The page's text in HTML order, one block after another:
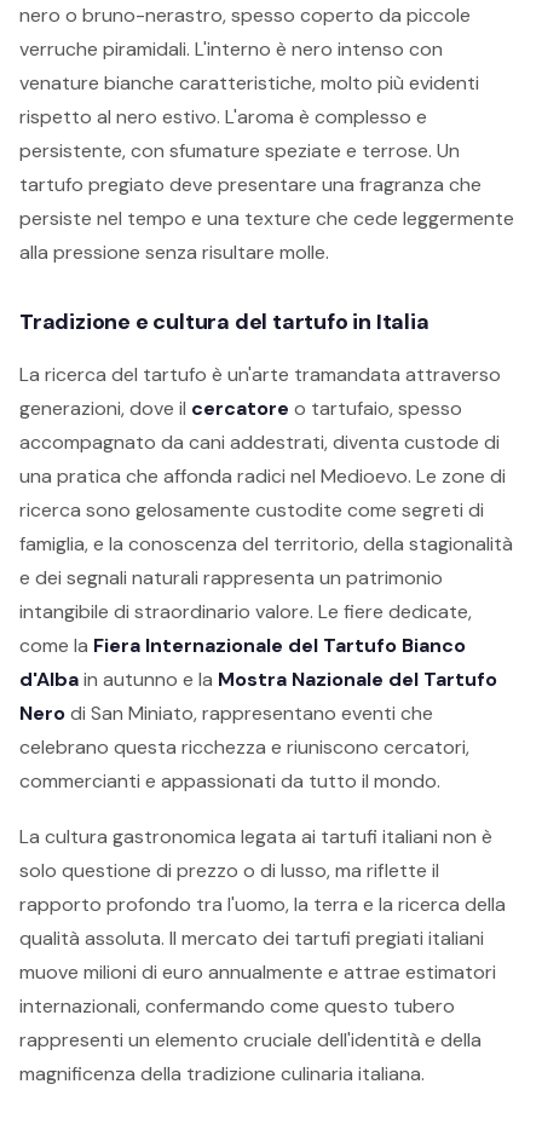
nero o bruno-nerastro, spesso coperto da piccole
verruche piramidali. L'interno è nero intenso con
venature bianche caratteristiche, molto più evidenti
rispetto al nero estivo. L'aroma è complesso e
persistente, con sfumature speziate e terrose. Un
tartufo pregiato deve presentare una fragranza che
persiste nel tempo e una texture che cede leggermente
alla pressione senza risultare molle.
Tradizione e cultura del tartufo in Italia
La ricerca del tartufo è un'arte tramandata attraverso
generazioni, dove il cercatore o tartufaio, spesso
accompagnato da cani addestrati, diventa custode di
una pratica che affonda radici nel Medioevo. Le zone di
ricerca sono gelosamente custodite come segreti di
famiglia, e la conoscenza del territorio, della stagionalità
e dei segnali naturali rappresenta un patrimonio
intangibile di straordinario valore. Le fiere dedicate,
come la Fiera Internazionale del Tartufo Bianco
d'Albain autunno e la Mostra Nazionale del Tartufo
Nerodi San Miniato, rappresentano eventi che
celebrano questa ricchezza e riuniscono cercatori,
commercianti e appassionati da tutto il mondo.
La cultura gastronomica legata ai tartufi italiani non è
solo questione di prezzo o di lusso, ma riflette il
rapporto profondo tra l'uomo, la terra e la ricerca della
qualità assoluta. Il mercato dei tartufi pregiati italiani
muove milioni di euro annualmente e attrae estimatori
internazionali, confermando come questo tubero
rappresenti un elemento cruciale dell'identità e della
magnificenza della tradizione culinaria italiana.